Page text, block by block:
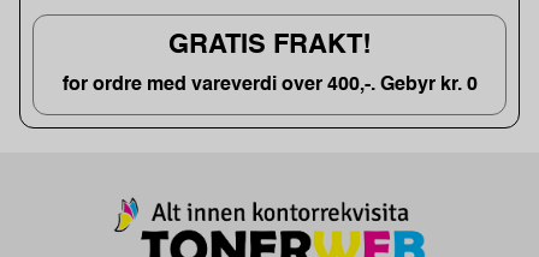
GRATIS FRAKT!
for ordre med vareverdi over 400,-. Gebyr kr. 0